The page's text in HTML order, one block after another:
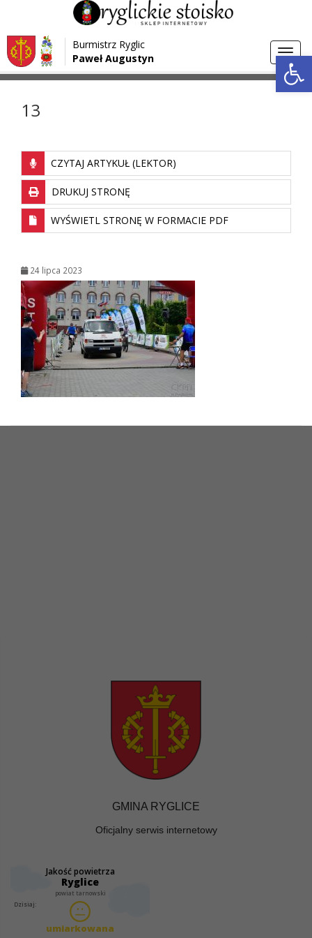
Przejdź do menu
Przejdź do głównej treści strony
Przejdź do stopki strony
Burmistrz Ryglic
Paweł Augustyn
Strona główna > Media >
13
CZYTAJ ARTYKUŁ (LEKTOR)
DRUKUJ STRONĘ
WYŚWIETL STRONĘ W FORMACIE PDF
24 lipca 2023
GMINA RYGLICE
Oficjalny serwis internetowy